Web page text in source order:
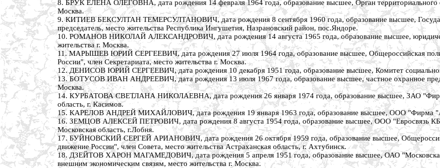
8. БРУК ЕЛЕНА ОЛЕГОВНА, дата рождения 14 февраля 1964 года, образование высшее, Орган территориального
Москва.
9. КИТИЕВ БЕКСУЛТАН ТЕМЕРСУЛТАНОВИЧ, дата рождения 8 сентября 1960 года, образование высшее,
председатель, место жительства Республика Ингушетия, Назрановский район, пос.Яндоре.
10. РОМАНОВ НИКОЛАЙ АЛЕКСАНДРОВИЧ, дата рождения 14 августа 1965 года, образование высшее,
жительства г. Москва.
11. МАРЫШЕВ ЮРИЙ СЕРГЕЕВИЧ, дата рождения 27 июля 1964 года, образование высшее, Общероссийская
России", член Секретариата, место жительства г. Москва.
12. ДЕНИСОВ ЮРИЙ СЕРГЕЕВИЧ, дата рождения 10 декабря 1951 года, образование высшее, Комитет социальной
13. БОТУСОВ ИВАН АНДРЕЕВИЧ, дата рождения 13 июля 1967 года, образование высшее, частное охранное
Москва.
14. КУРБАТОВА СВЕТЛАНА НИКОЛАЕВНА, дата рождения 26 января 1974 года, образование высшее, ЗАО
область, г. Касимов.
15. КАРЕЛОВ АНДРЕЙ МИХАЙЛОВИЧ, дата рождения 19 января 1963 года, образование высшее, ООО "Фирма
16. ЗЕМЦОВ АЛЕКСЕЙ ПЕТРОВИЧ, дата рождения 8 августа 1954 года, образование высшее, ООО "Евросвязь КБ",
Московская область, г.Лобня.
17. БУЙНОВСКИЙ СЕРГЕЙ АРИАНОВИЧ, дата рождения 26 октября 1959 года, образование высшее,
движение России", член Совета, место жительства Астраханская область, г. Ахтубинск.
18. ДЗЕЙТОВ ХАРОН МАГАМЕДОВИЧ, дата рождения 5 апреля 1951 года, образование высшее, ОАО "Московская
внешним экономическим связям, место жительства г. Москва.